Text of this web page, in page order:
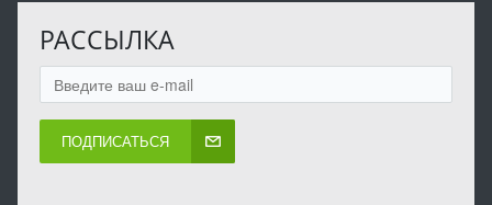
РАССЫЛКА
ПОДПИСАТЬСЯ